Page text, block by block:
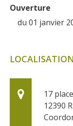
l'UNESCO
Ouverture
du 01 janvier
LOCALISATION
17
12390